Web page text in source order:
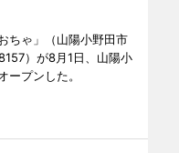
ちゃ」（山陽小野田市
）が8月1日、山陽小
ープンした。